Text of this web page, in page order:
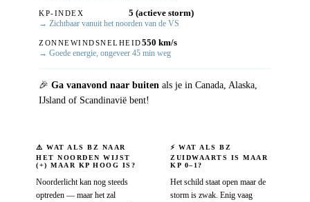
KP-INDEX 5 (actieve storm)
→ Zichtbaar vanuit het noorden van de VS
ZONNEWINDSNELHEID550 km/s
→ Goede energie, ongeveer 45 min weg
🎉 Ga vanavond naar buiten als je in Canada, Alaska,
IJsland of Scandinavië bent!
⚠️ WAT ALS BZ NAAR
HET NOORDEN WIJST
(+) MAAR KP HOOG IS?
Noorderlicht kan nog steeds
optreden — maar het zal
⚡ WAT ALS BZ
ZUIDWAARTS IS MAAR
KP 0–1?
Het schild staat open maar de
storm is zwak. Enig vaag